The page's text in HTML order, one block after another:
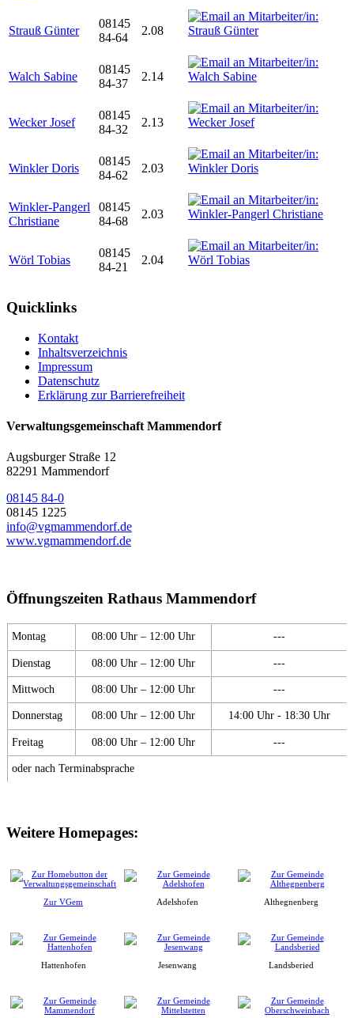
Strauß Günter
08145
84-64
2.08
Walch Sabine
08145
84-37
2.14
Wecker Josef
08145
84-32
2.13
Winkler Doris
08145
84-62
2.03
Winkler-Pangerl
Christiane
08145
84-68
2.03
Wörl Tobias
08145
84-21
2.04
Quicklinks
Kontakt
Inhaltsverzeichnis
Impressum
Datenschutz
Erklärung zur Barrierefreiheit
Verwaltungsgemeinschaft Mammendorf
Augsburger Straße 12
82291 Mammendorf
08145 84-0
08145 1225
info@vgmammendorf.de
www.vgmammendorf.de
Öffnungszeiten Rathaus Mammendorf
Montag 08:00 Uhr – 12:00 Uhr ---
Dienstag 08:00 Uhr – 12:00 Uhr ---
Mittwoch 08:00 Uhr – 12:00 Uhr ---
Donnerstag 08:00 Uhr – 12:00 Uhr 14:00 Uhr - 18:30 Uhr
Freitag 08:00 Uhr – 12:00 Uhr ---
oder nach Terminabsprache
Weitere Homepages:
Zur VGem Adelshofen Althegnenberg
Hattenhofen Jesenwang Landsberied